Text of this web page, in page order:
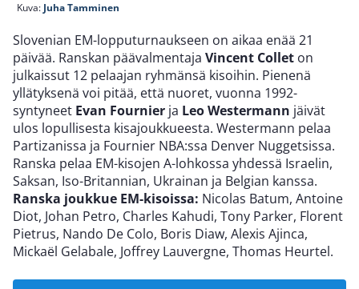
Kuva: Juha Tamminen
Slovenian EM-lopputurnaukseen on aikaa enää 21
päivää. Ranskan päävalmentaja Vincent Collet on
julkaissut 12 pelaajan ryhmänsä kisoihin. Pienenä
yllätyksenä voi pitää, että nuoret, vuonna 1992-
syntyneet Evan Fournier ja Leo Westermann jäivät
ulos lopullisesta kisajoukkueesta. Westermann pelaa
Partizanissa ja Fournier NBA:ssa Denver Nuggetsissa.
Ranska pelaa EM-kisojen A-lohkossa yhdessä Israelin,
Saksan, Iso-Britannian, Ukrainan ja Belgian kanssa.
Ranska joukkue EM-kisoissa: Nicolas Batum, Antoine
Diot, Johan Petro, Charles Kahudi, Tony Parker, Florent
Pietrus, Nando De Colo, Boris Diaw, Alexis Ajinca,
Mickaël Gelabale, Joffrey Lauvergne, Thomas Heurtel.